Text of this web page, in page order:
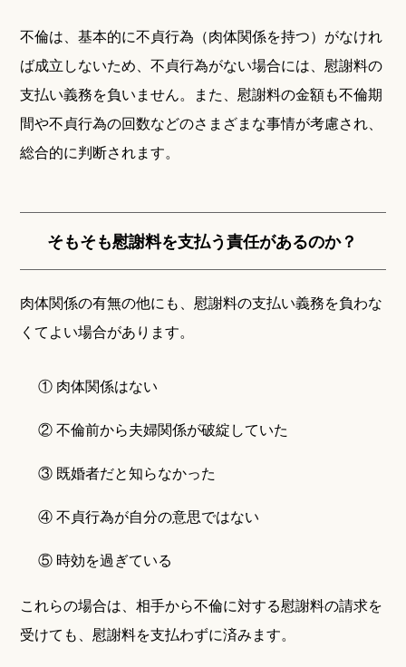
不倫は、基本的に不貞行為（肉体関係を持つ）がなけれ
ば成立しないため、不貞行為がない場合には、慰謝料の
支払い義務を負いません。また、慰謝料の金額も不倫期
間や不貞行為の回数などのさまざまな事情が考慮され、
総合的に判断されます。
そもそも慰謝料を支払う責任があるのか？
肉体関係の有無の他にも、慰謝料の支払い義務を負わな
くてよい場合があります。
① 肉体関係はない
② 不倫前から夫婦関係が破綻していた
③ 既婚者だと知らなかった
④ 不貞行為が自分の意思ではない
⑤ 時効を過ぎている
これらの場合は、相手から不倫に対する慰謝料の請求を
受けても、慰謝料を支払わずに済みます。